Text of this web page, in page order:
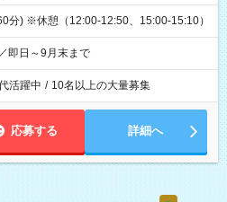
分) ※休憩（12:00-12:50、15:00-15:10）
即日～9月末まで
活躍中 / 10名以上の大量募集
応募する 詳細へ